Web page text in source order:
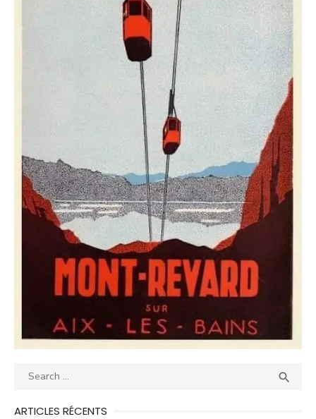
Search

ARTICLES RÉCENTS